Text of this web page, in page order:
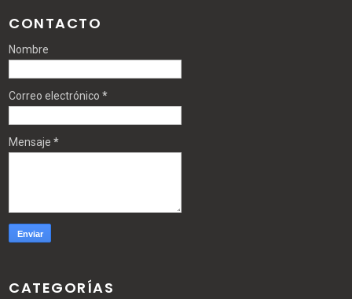
CONTACTO
Nombre
Correo electrónico*
Mensaje*
CATEGORÍAS